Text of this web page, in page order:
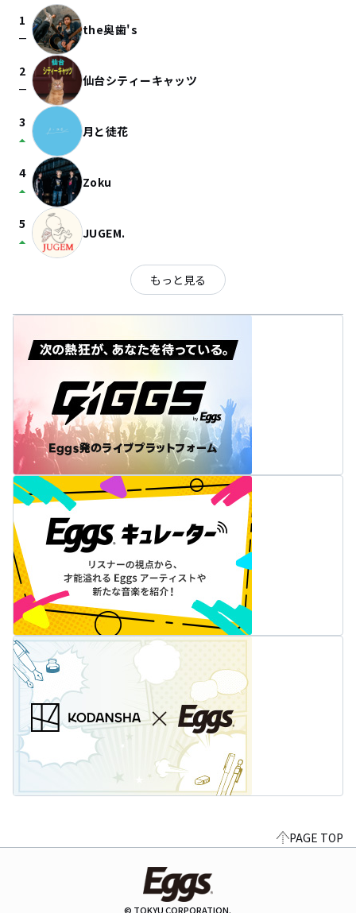
1
check_indeterminate_small the奥歯's
2
check_indeterminate_small 仙台シティーキャッツ
3
arrow_drop_up 月と徒花
4
arrow_drop_up Zoku
5
arrow_drop_up JUGEM.
もっと見る
PAGE TOP
© TOKYU CORPORATION.